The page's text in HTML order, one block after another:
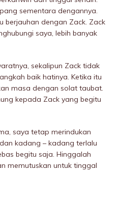
sementara dengannya.
berjauhan dengan Zack. Zack
saya, lebih banyak
sekalipun Zack tidak
baik hatinya. Ketika itu
masa dengan solat taubat.
kepada Zack yang begitu
saya tetap merindukan
kadang – kadang terlalu
begitu saja. Hinggalah
memutuskan untuk tinggal